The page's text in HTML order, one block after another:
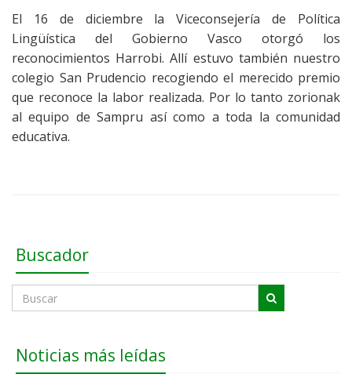
El 16 de diciembre la Viceconsejería de Política
Lingüística del Gobierno Vasco otorgó los
reconocimientos Harrobi. Allí estuvo también nuestro
colegio San Prudencio recogiendo el merecido premio
que reconoce la labor realizada. Por lo tanto zorionak
al equipo de Sampru así como a toda la comunidad
educativa.
Buscador
Noticias más leídas